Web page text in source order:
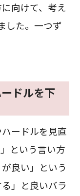
向けて、考え
した。一つず
ドルを下
ードルを見直
という言い方
良い」という
」と良いバラ